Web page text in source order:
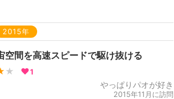
2015年
空間を高速スピードで駆け抜ける
★ 1
やっぱりパオが好き
2015年11月に訪問